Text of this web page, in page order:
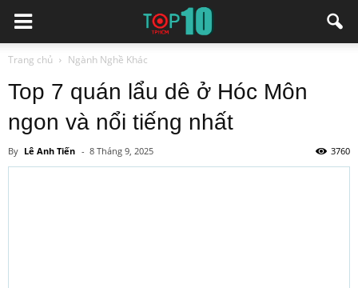
Trang chủ Ngành Nghề Khác
Top 7 quán lẩu dê ở Hóc Môn
ngon và nổi tiếng nhất
By Lê Anh Tiến - 8 Tháng 9, 2025 3760